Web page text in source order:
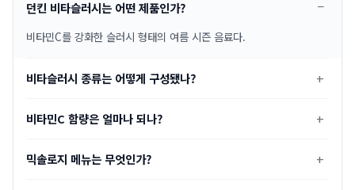
던킨 비타슬러시는 어떤 제품인가?
비타민C를 강화한 슬러시 형태의 여름 시즌 음료다.
비타슬러시 종류는 어떻게 구성됐나?
비타민C 함량은 얼마나 되나?
믹솔로지 메뉴는 무엇인가?